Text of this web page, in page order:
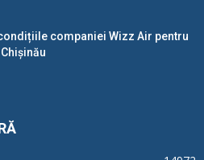
companiei Wizz Air pentru